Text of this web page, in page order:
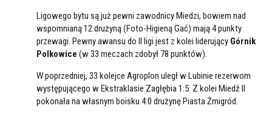
Ligowego bytu są już pewni zawodnicy Miedzi, bowiem nad
wspomnianą 12 drużyną (Foto-Higieną Gać) mają 4 punkty
przewagi. Pewny awansu do II ligi jest z kolei liderujący Górnik
Polkowice (w 33 meczach zdobył 78 punktów).
W poprzedniej, 33 kolejce Agroplon uległ w Lubinie rezerwom
występującego w Ekstraklasie Zagłębia 1:5. Z kolei Miedź II
pokonała na własnym boisku 4:0 drużynę Piasta Żmigród.